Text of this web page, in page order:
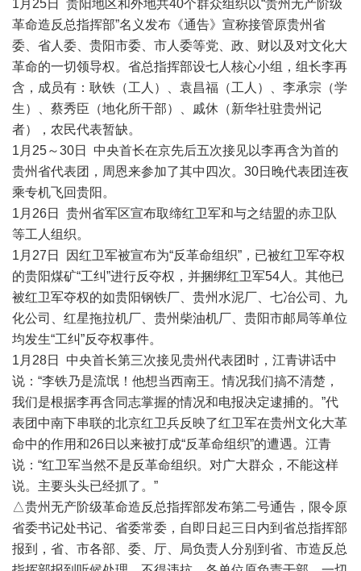
1月25日 贵阳地区和外地共40个群众组织以“贵州无产阶级
革命造反总指挥部”名义发布《通告》宣称接管原贵州省
委、省人委、贵阳市委、市人委等党、政、财以及对文化大
革命的一切领导权。省总指挥部设七人核心小组，组长李再
含，成员有：耿铁（工人）、袁昌福（工人）、李承宗（学
生）、蔡秀臣（地化所干部）、戚休（新华社驻贵州记
者），农民代表暂缺。
1月25～30日 中央首长在京先后五次接见以李再含为首的
贵州省代表团，周恩来参加了其中四次。30日晚代表团连夜
乘专机飞回贵阳。
1月26日 贵州省军区宣布取缔红卫军和与之结盟的赤卫队
等工人组织。
1月27日 因红卫军被宣布为“反革命组织”，已被红卫军夺权
的贵阳煤矿“工纠”进行反夺权，并捆绑红卫军54人。其他已
被红卫军夺权的如贵阳钢铁厂、贵州水泥厂、七冶公司、九
化公司、红星拖拉机厂、贵州柴油机厂、贵阳市邮局等单位
均发生“工纠”反夺权事件。
1月28日 中央首长第三次接见贵州代表团时，江青讲话中
说：“李铁乃是流氓！他想当西南王。情况我们搞不清楚，
我们是根据李再含同志掌握的情况和电报决定逮捕的。”代
表团中南下串联的北京红卫兵反映了红卫军在贵州文化大革
命中的作用和26日以来被打成“反革命组织”的遭遇。江青
说：“红卫军当然不是反革命组织。对广大群众，不能这样
说。主要头头已经抓了。”
△贵州无产阶级革命造反总指挥部发布第二号通告，限令原
省委书记处书记、省委常委，自即日起三日内到省总指挥部
报到，省、市各部、委、厅、局负责人分别到省、市造反总